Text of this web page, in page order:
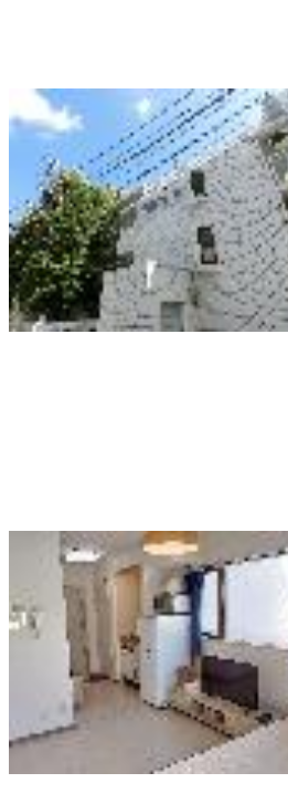
マンスリービルド 渋谷
YM恵比寿
広尾・恵比寿・代官山と3駅利用
ッピング等に便利な立地でお勧め